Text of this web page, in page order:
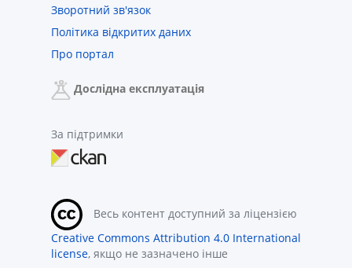
Зворотний зв'язок
Політика відкритих даних
Про портал
Дослідна експлуатація
За підтримки
Весь контент доступний за ліцензією
Creative Commons Attribution 4.0 International
license, якщо не зазначено інше